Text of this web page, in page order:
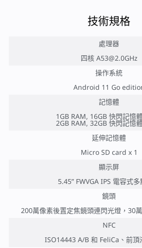
技術規格
處理器
四核 A53@2.0GHz
操作系統
Android 11 Go
記憶體
1GB RAM, 16GB 快閃記憶
2GB RAM, 32GB 快閃記憶
延伸記憶體
Micro SD card x 1
顯示屏
5.45” FWVGA IPS 電容式
鏡頭
200萬像素後置定焦鏡頭連閃光燈，30
NFC
ISO14443 A/B 和 FeliCa、前頂